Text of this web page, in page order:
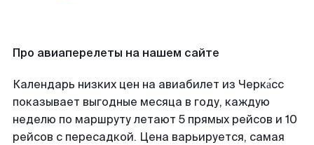
Про авиаперелеты на нашем сайте
Календарь низких цен на авиабилет из Черка́сс
показывает выгодные месяца в году, каждую
неделю по маршруту летают 5 прямых рейсов и 10
рейсов с пересадкой. Цена варьируется, самая